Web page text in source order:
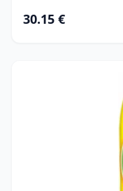
30.15 €